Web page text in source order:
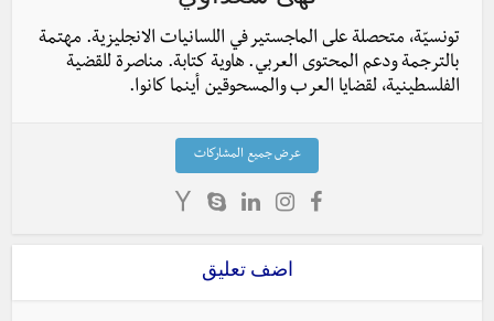
تونسيّة، متحصلة على الماجستير في اللسانيات الانجليزية. مهتمة
بالترجمة ودعم المحتوى العربي. هاوية كتابة. مناصرة للقضية
الفلسطينية، لقضايا العرب والمسحوقين أينما كانوا.
عرض جميع المشاركات
اضف تعليق